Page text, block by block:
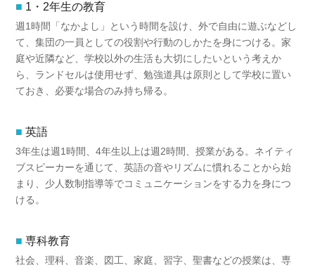
1・2年生の教育
週1時間「なかよし」という時間を設け、外で自由に遊ぶなどし
て、集団の一員としての役割や行動のしかたを身につける。家
庭や近隣など、学校以外の生活も大切にしたいという考えか
ら、ランドセルは使用せず、勉強道具は原則として学校に置い
ておき、必要な場合のみ持ち帰る。
英語
3年生は週1時間、4年生以上は週2時間、授業がある。ネイティ
ブスピーカーを通じて、英語の音やリズムに慣れることから始
まり、少人数制指導等でコミュニケーションをする力を身につ
ける。
専科教育
社会、理科、音楽、図工、家庭、習字、聖書などの授業は、専